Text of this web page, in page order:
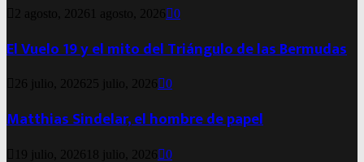
2 agosto, 2026 1 agosto, 2026 0
El Vuelo 19 y el mito del Triángulo de las Bermudas
26 julio, 2026 25 julio, 2026 0
Matthias Sindelar, el hombre de papel
19 julio, 2026 18 julio, 2026 0